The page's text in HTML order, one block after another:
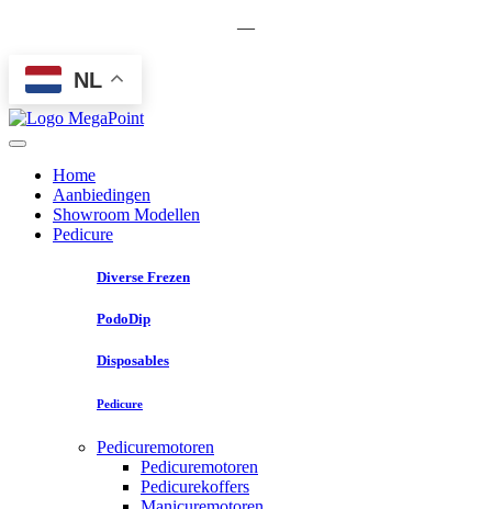
—
NL
Home
Aanbiedingen
Showroom Modellen
Pedicure
Diverse Frezen
PodoDip
Disposables
Pedicure
Pedicuremotoren
Pedicuremotoren
Pedicurekoffers